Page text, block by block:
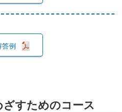
答例
すためのコース